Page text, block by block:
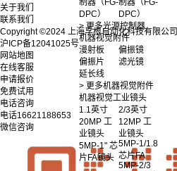
制器（FG-
DPC）
制器（FG-
DPC）
> 更多光源控制器
机器视觉附件
漫射板
偏振镜
偏振片
滤光镜
延长线
> 更多机器视觉附件
机器视觉工业镜头
1.1英寸
20MP 工
业镜头
2/3英寸
12MP 工
业镜头
5MP-1" 芯
片FA镜头
5MP-1/1.8
芯片FA
5MP-2/3
关于我们
联系我们
Copyright ©2024 上海孚根自动化科技有限公司
沪ICP备12041025号
网站地图
在线客服
申请报价
免费试用
电话咨询
电话16621188653
微信咨询